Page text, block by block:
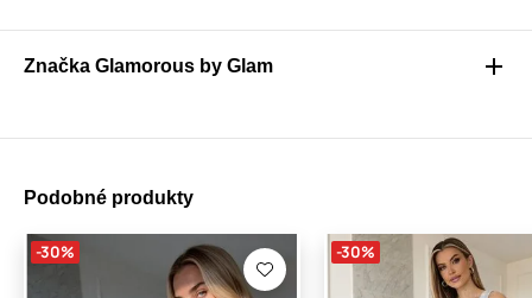
Značka Glamorous by Glam
Podobné produkty
-30% -30%